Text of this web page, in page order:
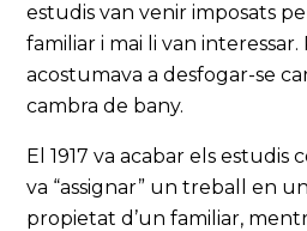
estudis van venir imposats
familiar i mai li van interessar.
acostumava a desfogar-se
cambra de bany.
El 1917 va acabar els estudis
va “assignar” un treball en
propietat d’un familiar,